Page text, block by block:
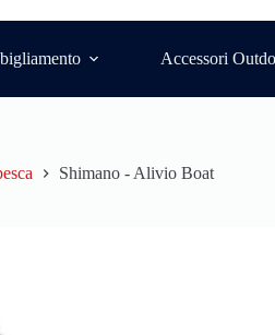
Accessori
Shimano - Alivio Boat